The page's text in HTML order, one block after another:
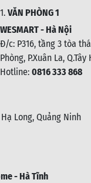
1. VĂN PHÒNG 1
WESMART - Hà Nội
Đ/c: P316, tầng 3 tòa
Phòng, P.Xuân La,
Hotline: 0816 333 868
Long, Quảng Ninh
- Hà Tĩnh